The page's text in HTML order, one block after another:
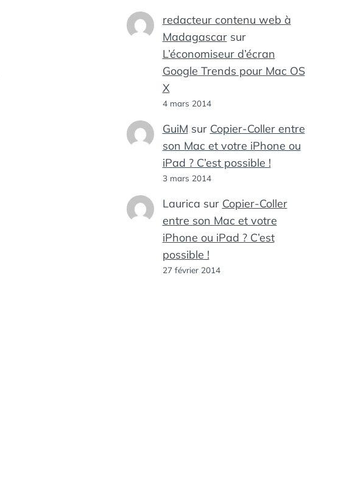
redacteur contenu web à
Madagascarsur
L’économiseur d’écran
Google Trends pour Mac OS
X
4 mars 2014
GuiM sur Copier-Coller entre
son Mac et votre iPhone ou
iPad ? C’est possible !
3 mars 2014
Laurica sur Copier-Coller
entre son Mac et votre
iPhone ou iPad ? C’est
possible !
27 février 2014